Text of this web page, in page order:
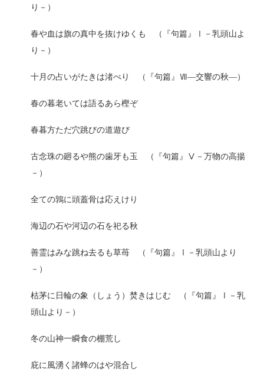
り－）
春や血は旗の真中を抜けゆくも （『句篇』Ⅰ－乳頭山よ
り－）
十月の占いがたきは渚べり （『句篇』Ⅶ―交響の秋―）
春の暮老いては語るあら樫ぞ
春暮方ただ穴跳びの道遊び
古念珠の廻るや熊の歯牙も玉 （『句篇』Ⅴ－万物の高揚
－）
全ての鶉に頭蓋骨は応えけり
海辺の石や河辺の石を祀る秋
善霊はみな跳ね去るも草苺 （『句篇』Ⅰ－乳頭山より
－）
枯茅に日輪の象（しょう）焚きはじむ （『句篇』Ⅰ－乳
頭山より－）
冬の山神一瞬食の棚荒し
庇に風湧く諸蜂のはや混合し